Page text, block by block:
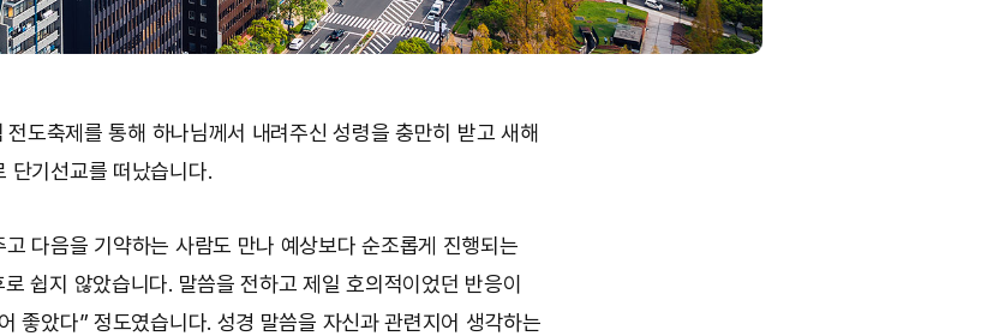
도축제를 통해 하나님께서 내려주신 성령을 충만히 받고 새해
단기선교를 떠났습니다.
다음을 기약하는 사람도 만나 예상보다 순조롭게 진행되는
쉽지 않았습니다. 말씀을 전하고 제일 호의적이었던 반응이
좋았다” 정도였습니다. 성경 말씀을 자신과 관련지어 생각하는